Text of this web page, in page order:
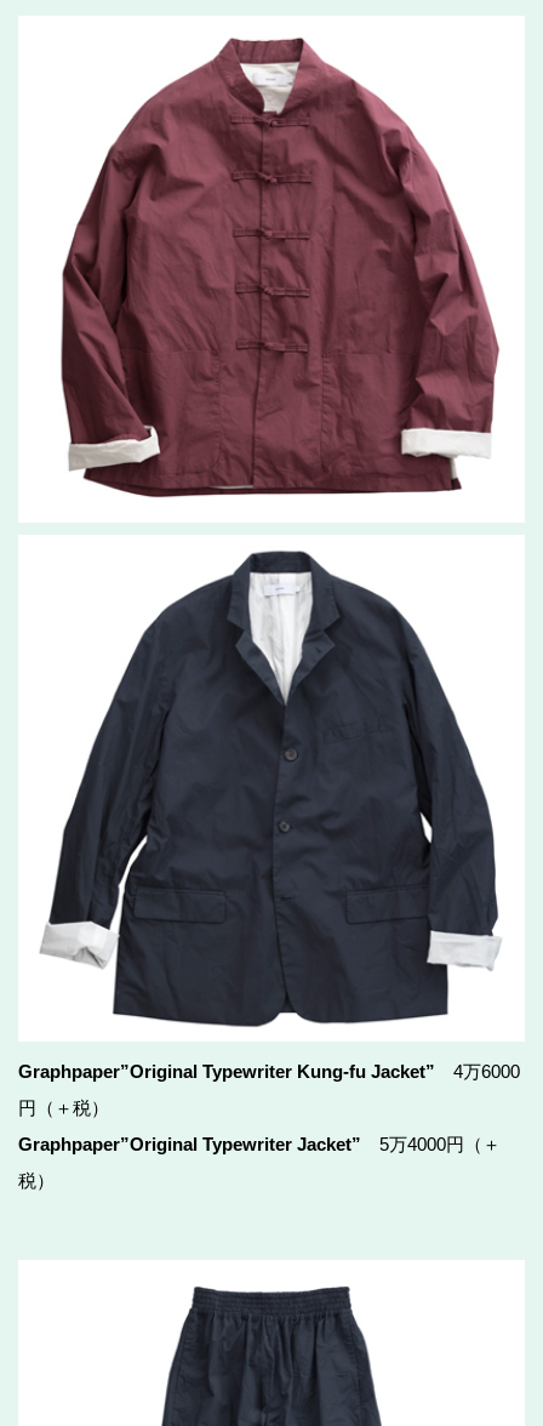
Graphpaper”Original Typewriter Kung-fu Jacket” 4万6000
円（＋税）
Graphpaper”Original Typewriter Jacket” 5万4000円（＋
税）